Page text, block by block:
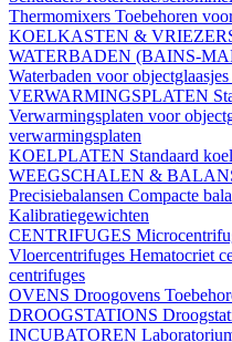
Thermomixers Toebehoren
KOELKASTEN &
WATERBADEN (BAINS-
Waterbaden voor objectglaasjes
VERWARMINGSPLATEN
Verwarmingsplaten voor
verwarmingsplaten
KOELPLATEN Standaard
WEEGSCHALEN &
Precisiebalansen Compacte
Kalibratiegewichten
CENTRIFUGES
Vloercentrifuges Hematocriet
centrifuges
OVENS Droogovens
DROOGSTATIONS
INCUBATOREN